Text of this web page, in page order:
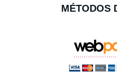
MÉTODOS